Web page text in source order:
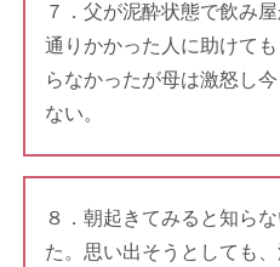
７．父が泥酔状態で飲み
通りかかった人に助けて
らなかったが母は激怒し
ない。
８．朝起きてみると知ら
た。思い出そうとしても